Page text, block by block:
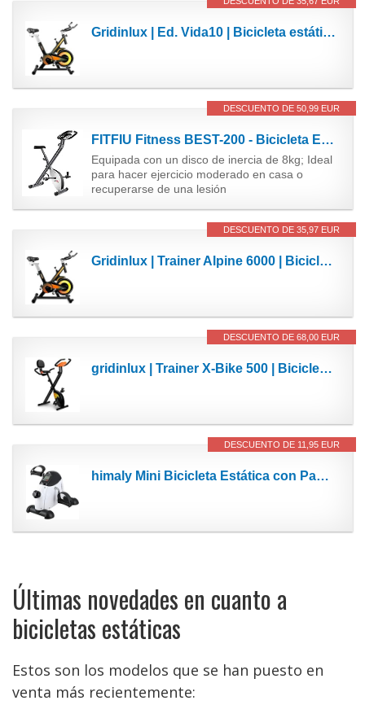
Gridinlux | Ed. Vida10 | Bicicleta estática Ciclo Indoor | Pantalla LCD táctil | Volante de...
DESCUENTO DE 50,99 EUR
FITFIU Fitness BEST-200 - Bicicleta Estática plegable con disco de inercia de 8 kg, Pulsómetro,...
Equipada con un disco de inercia de 8kg; Ideal
para hacer ejercicio moderado en casa o
recuperarse de una lesión
DESCUENTO DE 35,97 EUR
Gridinlux | Trainer Alpine 6000 | Bicicleta estática | Ciclo Indoor | Volante Inercia 10 kg |...
DESCUENTO DE 68,00 EUR
gridinlux | Trainer X-Bike 500 | Bicicleta estática Plegable | Transmisión Magnética | Doble...
DESCUENTO DE 11,95 EUR
himaly Mini Bicicleta Estática con Pantalla LCD para Entrenamiento de Brazos y Piernas...
Últimas novedades en cuanto a
bicicletas estáticas
Estos son los modelos que se han puesto en
venta más recientemente: